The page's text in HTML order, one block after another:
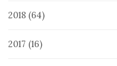
2018 (64)
2017 (16)